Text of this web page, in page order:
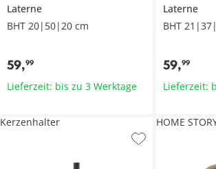
Laterne
BHT 20|50|20 cm
59,99
Lieferzeit: bis zu 3 Werktage
Laterne
BHT
59,99
Lieferzeit:
Kerzenhalter HOME